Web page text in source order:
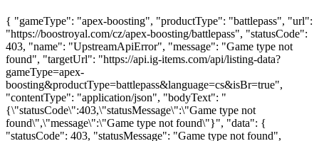
{ "gameType": "apex-boosting", "productType": "battlepass", "url":
"https://boostroyal.com/cz/apex-boosting/battlepass", "statusCode":
403, "name": "UpstreamApiError", "message": "Game type not
found", "targetUrl": "https://api.ig-items.com/api/listing-data?
gameType=apex-
boosting&productType=battlepass&language=cs&isBr=true",
"contentType": "application/json", "bodyText": "
{\"statusCode\":403,\"statusMessage\":\"Game type not
found\",\"message\":\"Game type not found\"}", "data": {
"statusCode": 403, "statusMessage": "Game type not found",